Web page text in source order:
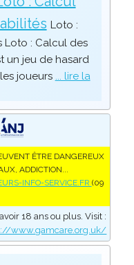
Loto :
Loto : Calcul des
un jeu de hasard
joueurs ... lire la
ÊTRE DANGEREUX
ADDICTION...
INFO-SERVICE.FR (09
18 ans ou plus. Visit :
www.gamcare.org.uk/